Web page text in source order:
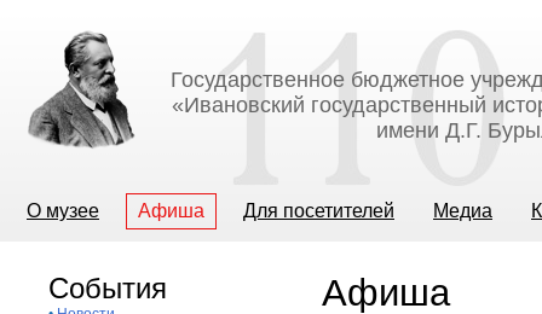
Государственное бюджетное
«Ивановский государственный
имени Д.Г.
О музее Афиша Для посетителей Медиа
События Афиша